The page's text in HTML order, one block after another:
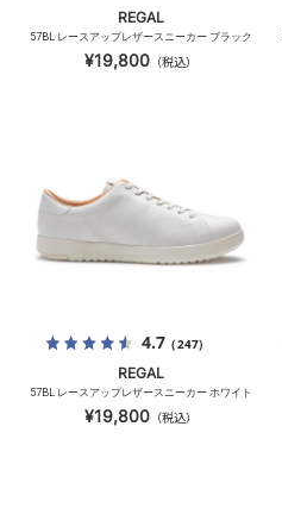
REGAL
57BL レースアップレザースニーカー ブラック
¥19,800（税込）
4.7（247）
REGAL
57BL レースアップレザースニーカー ホワイト
¥19,800（税込）